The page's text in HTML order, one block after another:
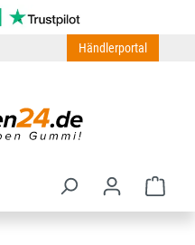
Händlerportal